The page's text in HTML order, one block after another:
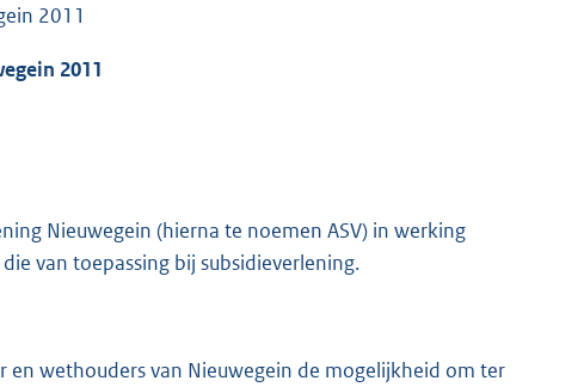
2011
2011
Nieuwegein (hierna te noemen ASV) in werking
van toepassing bij subsidieverlening.
wethouders van Nieuwegein de mogelijkheid om ter